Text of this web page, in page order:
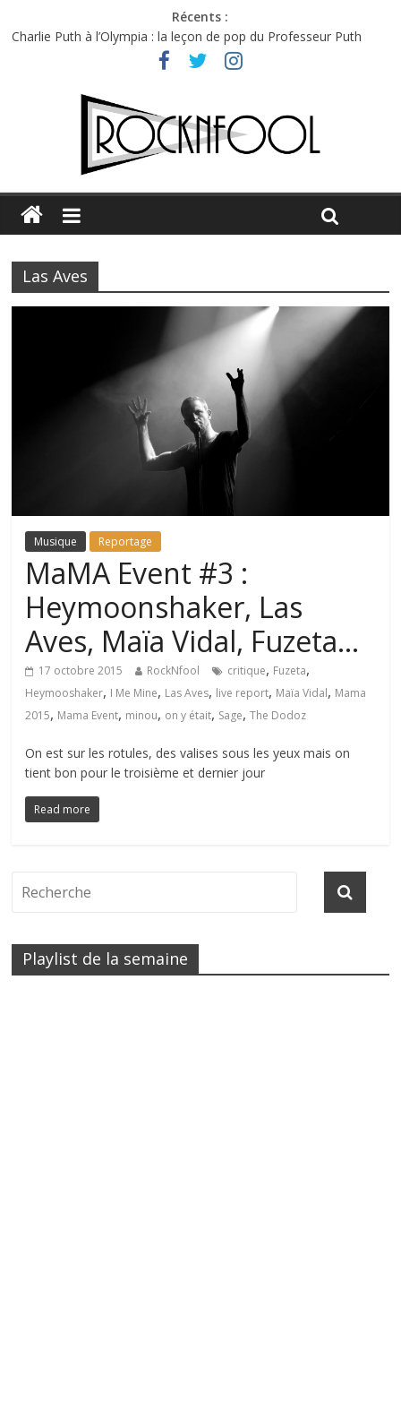
Récents :
Charlie Puth à l’Olympia : la leçon de pop du Professeur Puth
Jon Spencer & the HITmakers : coup de chaud au café Atlantik
Hellfest 2026 vendredi : température et émotions en hausse
Hellfest 2026 jeudi : impossible de choisir entre chaleur et bonne
Première édition du Midgard Festival : entre bière, métal et
Las Aves
Musique Reportage
MaMA Event #3 :
Heymoonshaker, Las
Aves, Maïa Vidal, Fuzeta…
17 octobre 2015 RockNfool critique, Fuzeta,
Heymooshaker, I Me Mine, Las Aves, live report, Maïa Vidal, Mama
2015, Mama Event, minou, on y était, Sage,The Dodoz
On est sur les rotules, des valises sous les yeux mais on
tient bon pour le troisième et dernier jour
Read more
Playlist de la semaine